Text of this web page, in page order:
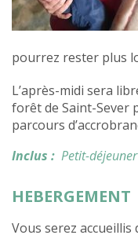
pourrez rester plus
L’après-midi sera
forêt de Saint-Sever
parcours
Inclus : Petit-déjeuner
HEBERGEMENT
Vous serez